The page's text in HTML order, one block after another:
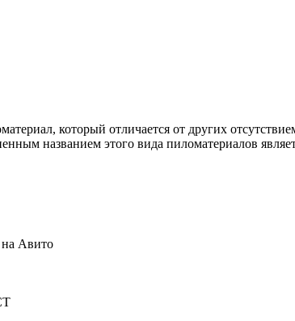
который отличается от других
названием этого вида пиломатериалов
на Авито